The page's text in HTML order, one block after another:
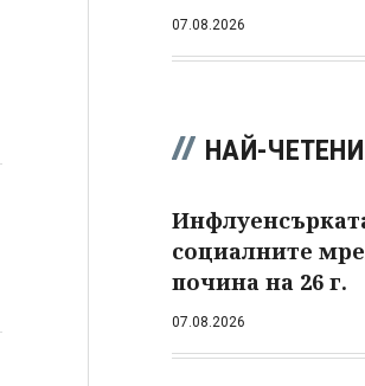
07.08.2026
НАЙ-ЧЕТЕНИ
социалните
почина на 26 г.
07.08.2026